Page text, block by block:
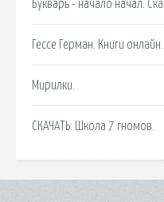
Букварь - начало начал.
Гессе Герман. Книги онлайн.
Мирилки.
СКАЧАТЬ: Школа 7 гномов.